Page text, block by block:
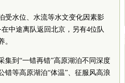
受水位、水流等水文变化因素影
中途离队返回北京，另有4位队
。
集到“一错再错”高原湖泊不同深度
错等高原湖泊“体温”、征服风高浪